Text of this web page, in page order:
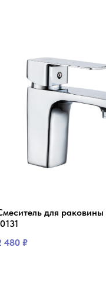
для раковины
480 ₽